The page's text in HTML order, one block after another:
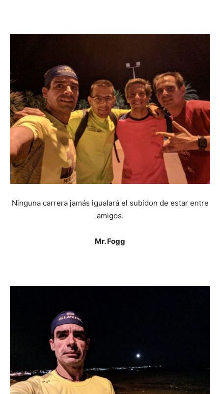
Ninguna carrera jamás igualará el subidon de estar entre
amigos.
Mr. Fogg